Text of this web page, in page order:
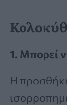
1. Μπορεί
Η